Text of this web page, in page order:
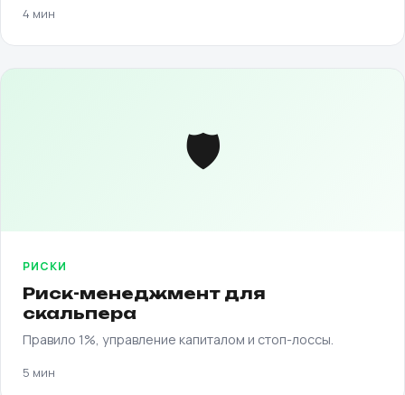
4 мин
🛡️
РИСКИ
Риск-менеджмент для
скальпера
Правило 1%, управление капиталом и стоп-лоссы.
5 мин